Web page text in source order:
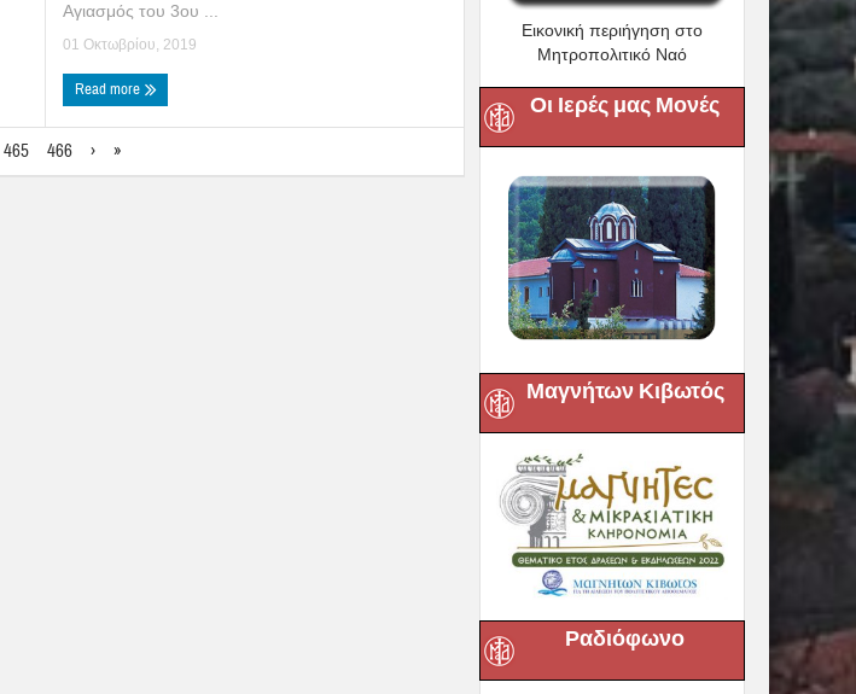
Αγιασμός του 3ου ...
01 Οκτωβρίου, 2019
Read more
465 466 › »
Εικονική περιήγηση στο
Μητροπολιτικό Ναό
Οι Ιερές μας Μονές
Μαγνήτων Κιβωτός
Ραδιόφωνο